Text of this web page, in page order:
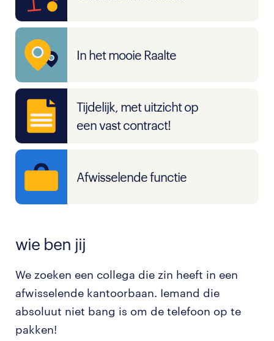
In het mooie Raalte
Tijdelijk, met uitzicht op
een vast contract!
Afwisselende functie
wie ben jij
We zoeken een collega die zin heeft in een
afwisselende kantoorbaan. Iemand die
absoluut niet bang is om de telefoon op te
pakken!